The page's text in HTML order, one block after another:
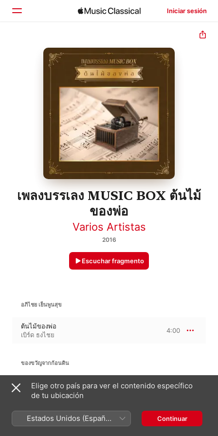
Iniciar sesión
Inicio
Explorar
เพลงบรรเลง MUSIC BOX ต้นไม้
ของพ่อ
Varios Artistas
2016
Escuchar fragmento
อภิไชย เย็นพูนสุข
ต้นไม้ของพ่อ
เบิร์ด ธงไชย
4:00
ของขวัญจากก้อนดิน
ของขวัญจากก้อนดิน
เบิร์ด ธงไชย
3:35
รูปที่มีทุกบ้าน
Elige otro país para ver el contenido específico
de tu ubicación
Estados Unidos (Español
México)
Continuar